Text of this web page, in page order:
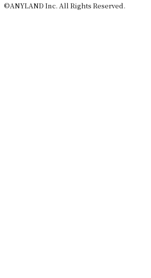
©ANYLAND Inc. All Rights Reserved.